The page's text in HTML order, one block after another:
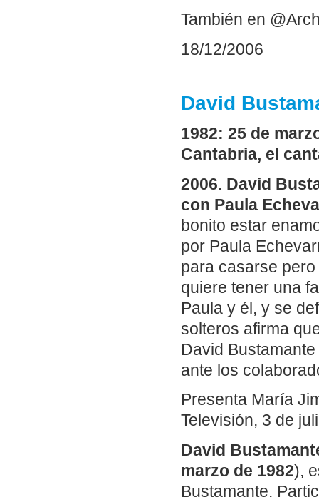
También en
18/12/2006
David
1982: 25 de
Cantabria, el
2006. David
con Paula
bonito estar
por Paula
para casarse
quiere tener una
Paula y él, y se
solteros afirma
David
ante los
Presenta María
Televisión, 3 de
David
marzo de 1982),
Bustamante.